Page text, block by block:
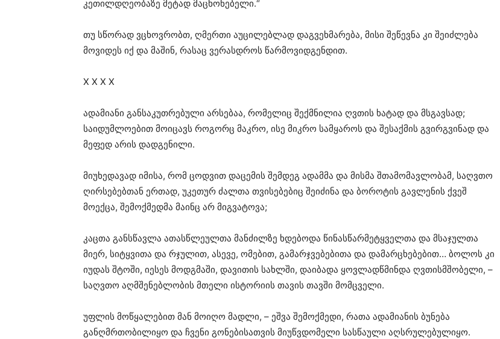
კეთილდღეობაზე მეტად მაცხონებელი.“
თუ სწორად ვცხოვრობთ, ღმერთი აუცილებლად დაგვეხმარება, მისი შეწევნა კი შეიძლება
მოვიდეს იქ და მაშინ, რასაც ვერასდროს წარმოვიდგენდით.
X X X X
ადამიანი განსაკუთრებული არსებაა, რომელიც შექმნილია ღვთის ხატად და მსგავსად;
საიდუმლოებით მოიცავს როგორც მაკრო, ისე მიკრო სამყაროს და შესაქმის გვირგვინად და
მეფედ არის დადგენილი.
მიუხედავად იმისა, რომ ცოდვით დაცემის შემდეგ ადამმა და მისმა შთამომავლობამ, საღვთო
ღირსებებთან ერთად, უკეთურ ძალთა თვისებებიც შეიძინა და ბოროტის გავლენის ქვეშ
მოექცა, შემოქმედმა მაინც არ მიგვატოვა;
კაცთა განსწავლა ათასწლეულთა მანძილზე ხდებოდა წინასწარმეტყველთა და მსაჯულთა
მიერ, სიტყვითა და რჯულით, ასევე, ომებით, გამარჯვებებითა და დამარცხებებით… ბოლოს კი
იუდას შტოში, იესეს მოდგმაში, დავითის სახლში, დაიბადა ყოვლადწმინდა ღვთისმშობელი, –
საღვთო აღმშენებლობის მთელი ისტორიის თავის თავში მომცველი.
უფლის მოწყალებით მან მოიღო მადლი, – ეშვა შემოქმედი, რათა ადამიანის ბუნება
განღმრთობილიყო და ჩვენი გონებისათვის მიუწვდომელი სასწაული აღსრულებულიყო.